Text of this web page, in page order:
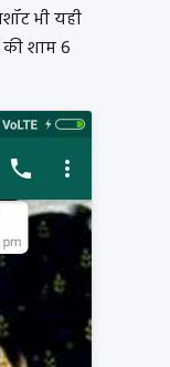
भी यही
शाम 6